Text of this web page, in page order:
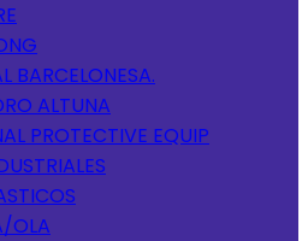
BARCELONESA.
ALTUNA
PROTECTIVE EQUIP
OLA